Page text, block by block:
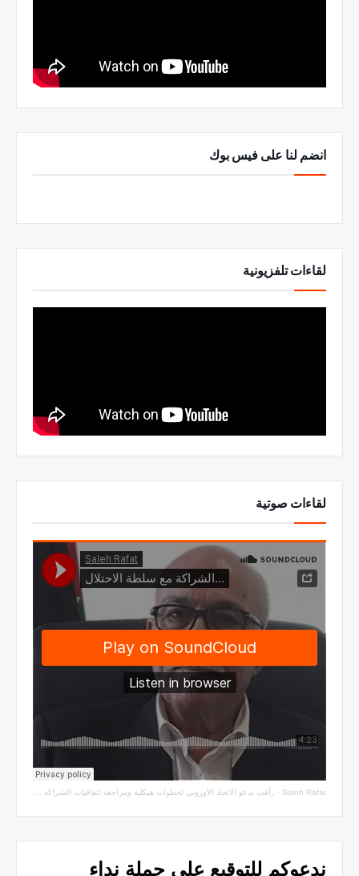
انضم لنا على فيس بوك
لقاءات تلفزيونية
لقاءات صوتية
Saleh Rafat
· رأفت يدعو الاتحاد الأوروبي لخطوات هيكلية ومراجعة اتفاقيات الشراكة مع سلطة الاحتلال